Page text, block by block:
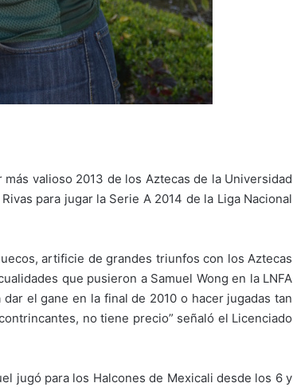
valioso 2013 de los Aztecas de la Universidad
para jugar la Serie A 2014 de la Liga Nacional
artificie de grandes triunfos con los Aztecas
que pusieron a Samuel Wong en la LNFA
el gane en la final de 2010 o hacer jugadas tan
no tiene precio” señaló el Licenciado
jugó para los Halcones de Mexicali desde los 6 y